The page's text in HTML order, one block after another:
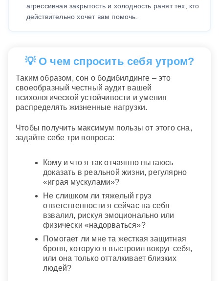
агрессивная закрытость и холодность ранят тех, кто
действительно хочет вам помочь.
💡 О чем спросить себя утром?
Таким образом, сон о бодибилдинге – это
своеобразный честный аудит вашей
психологической устойчивости и умения
распределять жизненные нагрузки.
Чтобы получить максимум пользы от этого сна,
задайте себе три вопроса:
Кому и что я так отчаянно пытаюсь
доказать в реальной жизни, регулярно
«играя мускулами»?
Не слишком ли тяжелый груз
ответственности я сейчас на себя
взвалил, рискуя эмоционально или
физически «надорваться»?
Помогает ли мне та жесткая защитная
броня, которую я выстроил вокруг себя,
или она только отталкивает близких
людей?